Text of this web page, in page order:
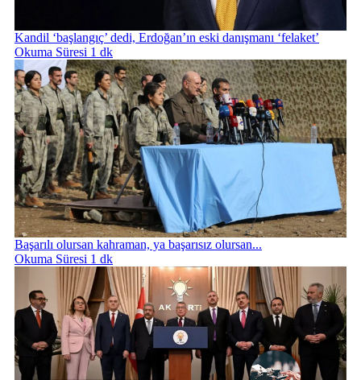
Kandil ‘başlangıç’ dedi, Erdoğan’ın eski danışmanı ‘felaket’
Okuma Süresi 1 dk
Başarılı olursan kahraman, ya başarısız olursan...
Okuma Süresi 1 dk